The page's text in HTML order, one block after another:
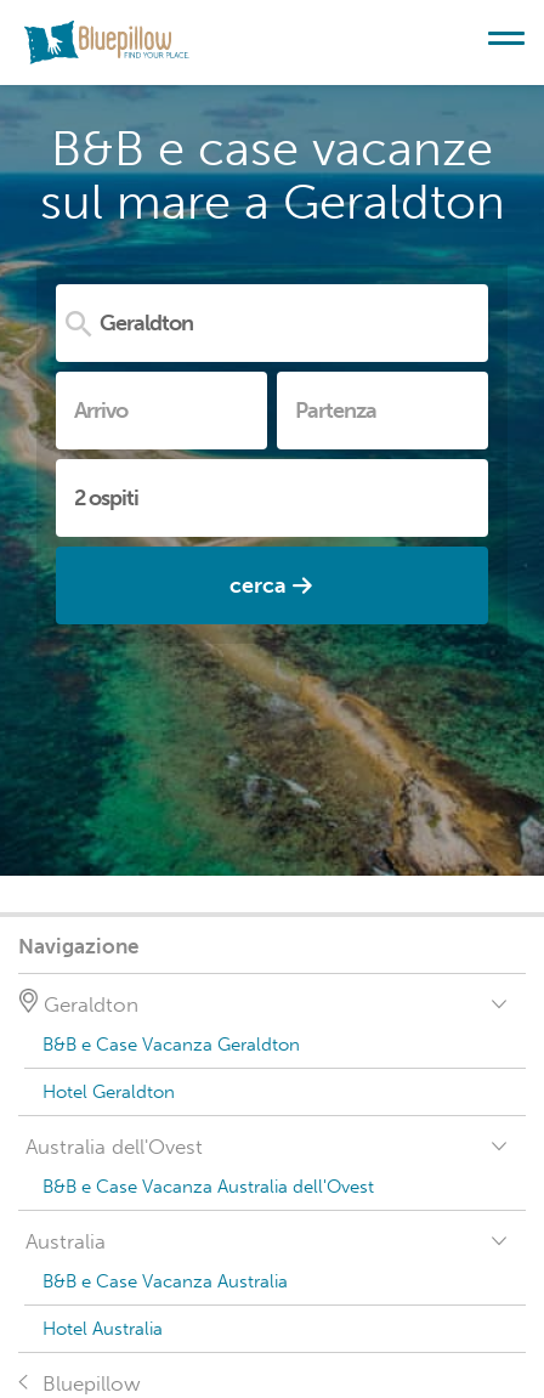
B&B e case vacanze
sul mare a Geraldton
cerca
Navigazione
Geraldton
B&B e Case Vacanza Geraldton
Hotel Geraldton
Australia dell'Ovest
B&B e Case Vacanza Australia dell'Ovest
Australia
B&B e Case Vacanza Australia
Hotel Australia
Bluepillow